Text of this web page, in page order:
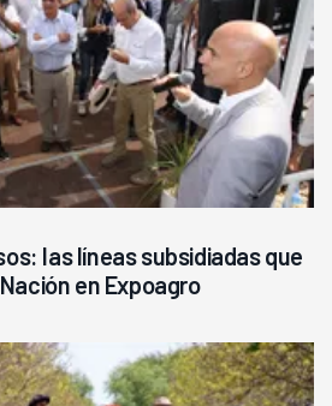
las líneas subsidiadas que
en Expoagro